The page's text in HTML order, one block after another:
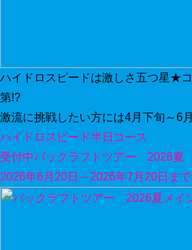
ハイドロスピードは激しさ五つ星★
第!?
激流に挑戦したい方には4月下旬～6
ハイドロスピード半日コース
受付中パックラフトツアー 2026夏
2026年6月20日～2026年7月20日まで